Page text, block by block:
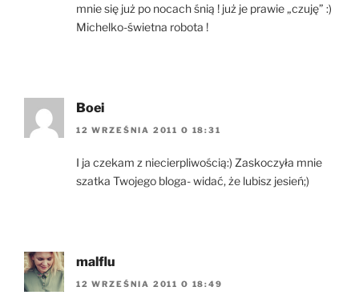
mnie się już po nocach śnią ! już je prawie „czuję” :)
Michelko-świetna robota !
Boei
12 WRZEŚNIA 2011 O 18:31
I ja czekam z niecierpliwością:) Zaskoczyła mnie
szatka Twojego bloga- widać, że lubisz jesień;)
malflu
12 WRZEŚNIA 2011 O 18:49